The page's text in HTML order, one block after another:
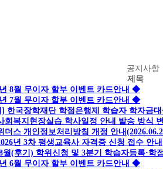
공지사항
제목
8월 무이자 할부 이벤트 카드안내 ◆
7월 무이자 할부 이벤트 카드안내 ◆
한국장학재단 학점은행제 학습자 학자금
회복지현장실습 학사일정 안내 발송 방식
더스 개인정보처리방침 개정 안내
년 3차 평생교육사 자격증 신청 접수 안내
월(후기) 학위신청 및 3분기 학습자등록·학
6월 무이자 할부 이벤트 카드안내 ◆